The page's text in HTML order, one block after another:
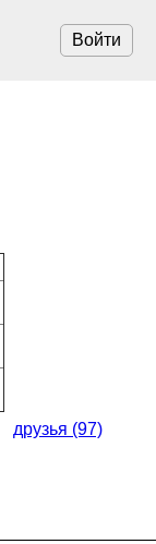
Войти
друзья (97)